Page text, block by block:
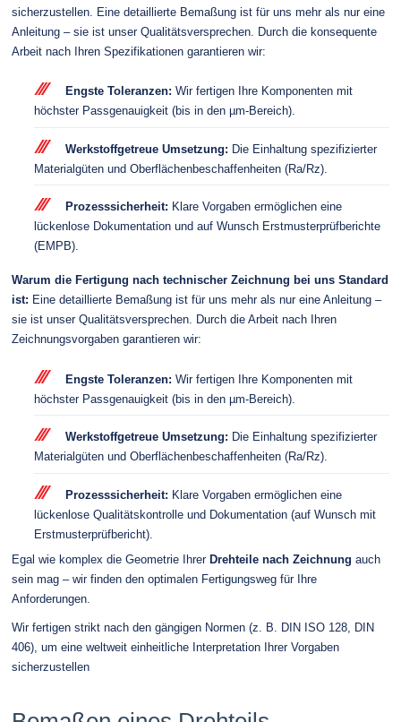
sicherzustellen. Eine detaillierte Bemaßung ist für uns mehr als nur eine
Anleitung – sie ist unser Qualitätsversprechen. Durch die konsequente
Arbeit nach Ihren Spezifikationen garantieren wir:
Engste Toleranzen: Wir fertigen Ihre Komponenten mit
höchster Passgenauigkeit (bis in den µm-Bereich).
Werkstoffgetreue Umsetzung: Die Einhaltung spezifizierter
Materialgüten und Oberflächenbeschaffenheiten (Ra/Rz).
Prozesssicherheit: Klare Vorgaben ermöglichen eine
lückenlose Dokumentation und auf Wunsch Erstmusterprüfberichte
(EMPB).
Warum die Fertigung nach technischer Zeichnung bei uns Standard
ist: Eine detaillierte Bemaßung ist für uns mehr als nur eine Anleitung –
sie ist unser Qualitätsversprechen. Durch die Arbeit nach Ihren
Zeichnungsvorgaben garantieren wir:
Engste Toleranzen: Wir fertigen Ihre Komponenten mit
höchster Passgenauigkeit (bis in den µm-Bereich).
Werkstoffgetreue Umsetzung: Die Einhaltung spezifizierter
Materialgüten und Oberflächenbeschaffenheiten (Ra/Rz).
Prozesssicherheit: Klare Vorgaben ermöglichen eine
lückenlose Qualitätskontrolle und Dokumentation (auf Wunsch mit
Erstmusterprüfbericht).
Egal wie komplex die Geometrie Ihrer Drehteile nach Zeichnung auch
sein mag – wir finden den optimalen Fertigungsweg für Ihre
Anforderungen.
Wir fertigen strikt nach den gängigen Normen (z. B. DIN ISO 128, DIN
406), um eine weltweit einheitliche Interpretation Ihrer Vorgaben
sicherzustellen